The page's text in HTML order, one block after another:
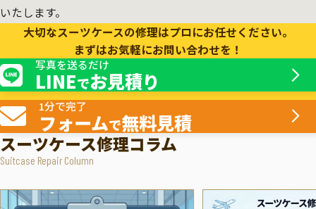
いたします。
大切なスーツケースの修理はプロにお任せください。
まずはお気軽にお問い合わせを！
写真を送るだけ
LINEでお見積り
1分で完了
フォームで無料見積
スーツケース修理コラム
Suitcase Repair Column